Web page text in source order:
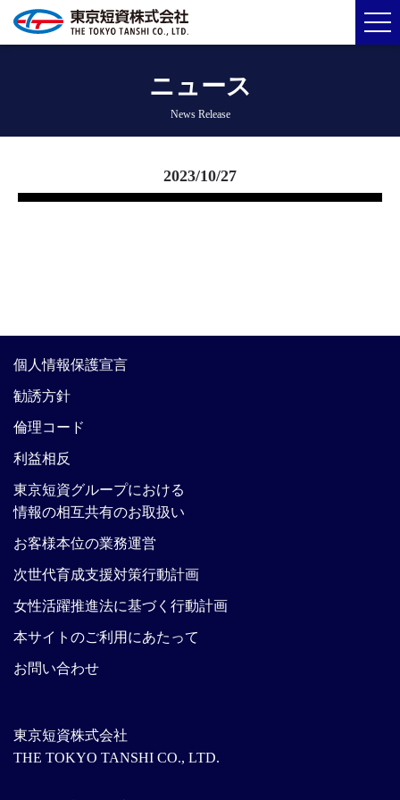
ニュース
News Release
2023/10/27
東京短資株式会社
THE TOKYO TANSHI CO., LTD.
個人情報保護宣言
勧誘方針
倫理コード
利益相反
東京短資グループにおける
情報の相互共有のお取扱い
お客様本位の業務運営
次世代育成支援対策行動計画
女性活躍推進法に基づく行動計画
本サイトのご利用にあたって
お問い合わせ